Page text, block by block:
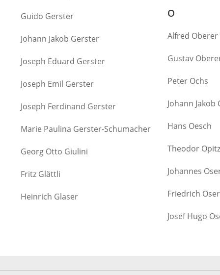
Guido Gerster
Johann Jakob Gerster
Joseph Eduard Gerster
Joseph Emil Gerster
Joseph Ferdinand Gerster
Marie Paulina Gerster-Schumacher
Georg Otto Giulini
Fritz Glättli
Heinrich Glaser
O
Alfred Oberer
Gustav
Peter Ochs
Johann Jakob
Hans Oesch
Theodor Opitz
Johannes
Friedrich Oser
Josef Hugo